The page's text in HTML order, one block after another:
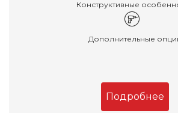
Конструктивные
Дополнительные
Подробнее